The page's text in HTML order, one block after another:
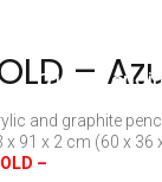
Œuvres
–
and graphite
x 91 x 2 cm (60 x 36
–